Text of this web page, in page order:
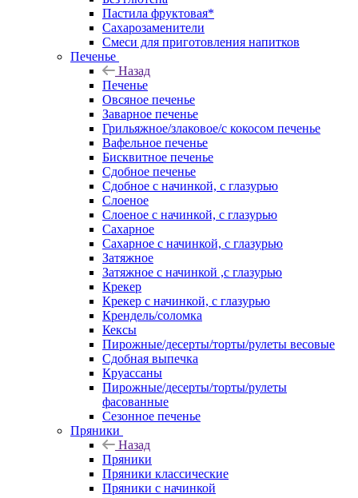
Пастила фруктовая*
Сахарозаменители
Смеси для приготовления напитков
Печенье
Назад
Печенье
Овсяное печенье
Заварное печенье
Грильяжное/злаковое/с кокосом печенье
Вафельное печенье
Бисквитное печенье
Сдобное печенье
Сдобное с начинкой, с глазурью
Слоеное
Слоеное с начинкой, с глазурью
Сахарное
Сахарное с начинкой, с глазурью
Затяжное
Затяжное с начинкой ,с глазурью
Крекер
Крекер с начинкой, с глазурью
Крендель/соломка
Кексы
Пирожные/десерты/торты/рулеты весовые
Сдобная выпечка
Круассаны
Пирожные/десерты/торты/рулеты
фасованные
Сезонное печенье
Пряники
Назад
Пряники
Пряники классические
Пряники с начинкой